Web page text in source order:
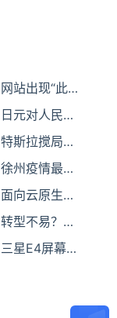
网站出现“此
站点无法提供
安全连接”错
误
日元对人民币
汇率2023年7
月27日
特斯拉搅局，
纯电重卡会取
代燃油重卡？
徐州疫情最新
消息今天
面向云原生超
算的
Quantum-2平
转型不易？探
寻5大行业如
三星E4屏幕到
何当红旗舰手